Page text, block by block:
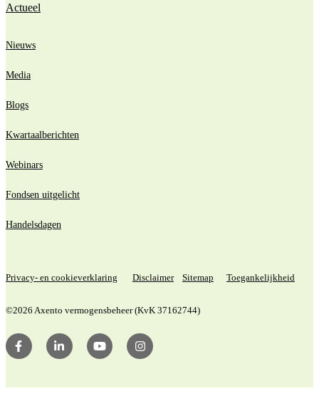
Actueel
Nieuws
Media
Blogs
Kwartaalberichten
Webinars
Fondsen uitgelicht
Handelsdagen
Privacy- en cookieverklaring Disclaimer Sitemap Toegankelijkheid
©2026 Axento vermogensbeheer (KvK 37162744)